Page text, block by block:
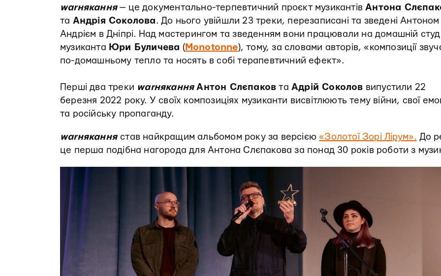
warнякання— це документально-терпевтичний проєкт музикантівАнтона
та Андрія Соколова. До нього увійшли 23 треки, перезаписані та зведені Антоном
Андрієм в Дніпрі. Над мастерингом та зведенням вони працювали на домашній
музиканта Юри Буличева (Monotonne), тому, за словами авторів, «композиції
по-домашньому тепло та носять в собі терапевтичний ефект».
Перші два треки warнякання Антон Слєпаков таАдрій Соколов випустили 22
березня 2022 року. У своїх композиціях музиканти висвітлюють тему війни, свої
та російську пропаганду.
warняканнястав найкращим альбомом року за версією«Золотої Зорі Лірум». До
це перша подібна нагорода для Антона Слєпакова за понад 30 років роботи з